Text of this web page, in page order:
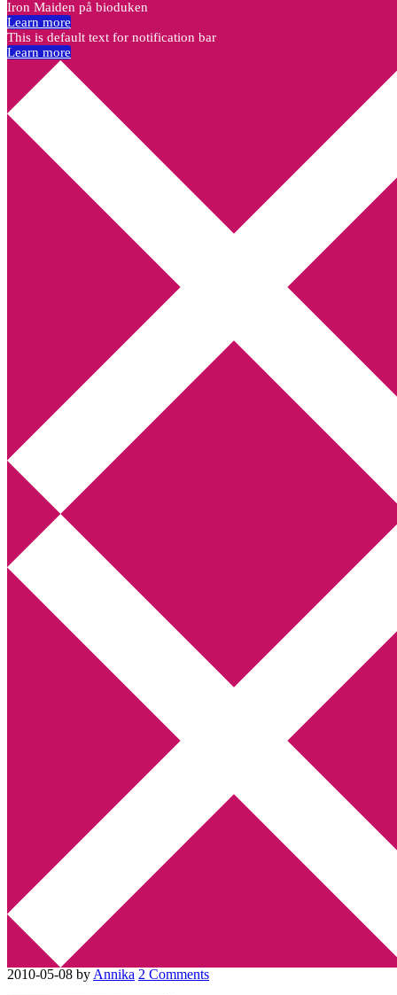
Annikas litteratur- och kulturblogg
Deckare, kriminalromaner, thrillers
Hem
Boktolva
Författarfemman
Kontakt
Webbshop Amazon
Utskriftscentralen
Min tv-blogg
You are here:Home Anomar Förlag
Recension: Mord i Skärhamn
av Ramona Fransson
Recension: Mord i Skärhamn
av Ramona Fransson
2010-05-08 by Annika 2 Comments
Iron Maiden på bioduken
Learn more
This is default text for notification bar
Learn more